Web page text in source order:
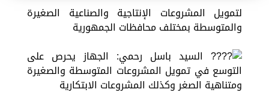
لتمويل المشروعات الإنتاجية والصناعية الصغيرة
والمتوسطة بمختلف محافظات الجمهورية
السيد باسل رحمي: الجهاز يحرص على
التوسع في تمويل المشروعات المتوسطة والصغيرة
ومتناهية الصغر وكذلك المشروعات الابتكارية